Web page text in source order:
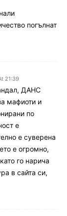
погълнат
21:39
ДАНС
мафиоти и
по
е
е суверена
е огромно,
го нарича
в сайта си,